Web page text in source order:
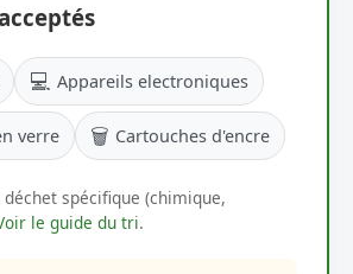
💻 Appareils electroniques
verre 🗑️ Cartouches d'encre
spécifique (chimique,
le guide du tri.